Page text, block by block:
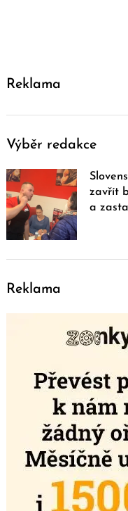
Reklama
Výběr redakce
zavřít
a
Reklama